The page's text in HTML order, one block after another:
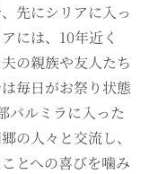
先にシリアに入っ
には、10年近く
の親族や友人たち
毎日がお祭り状態
パルミラに入った
の人々と交流し、
とへの喜びを噛み